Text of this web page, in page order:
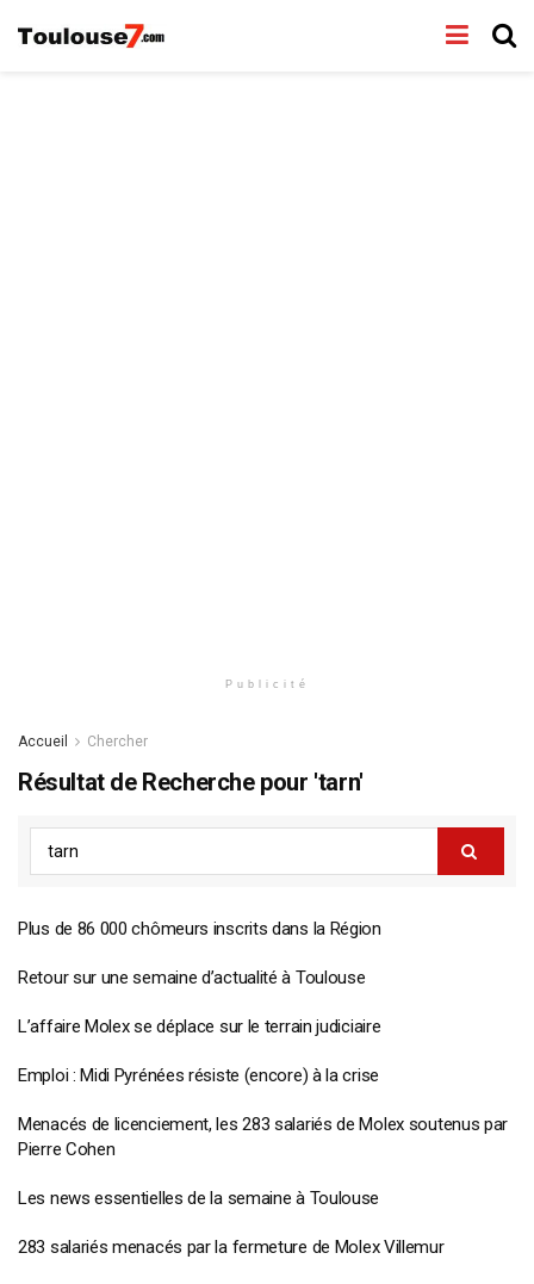
Publicité
Accueil Chercher
Résultat de Recherche pour 'tarn'
Plus de 86 000 chômeurs inscrits dans la Région
Retour sur une semaine d’actualité à Toulouse
L’affaire Molex se déplace sur le terrain judiciaire
Emploi : Midi Pyrénées résiste (encore) à la crise
Menacés de licenciement, les 283 salariés de Molex soutenus par
Pierre Cohen
Les news essentielles de la semaine à Toulouse
283 salariés menacés par la fermeture de Molex Villemur